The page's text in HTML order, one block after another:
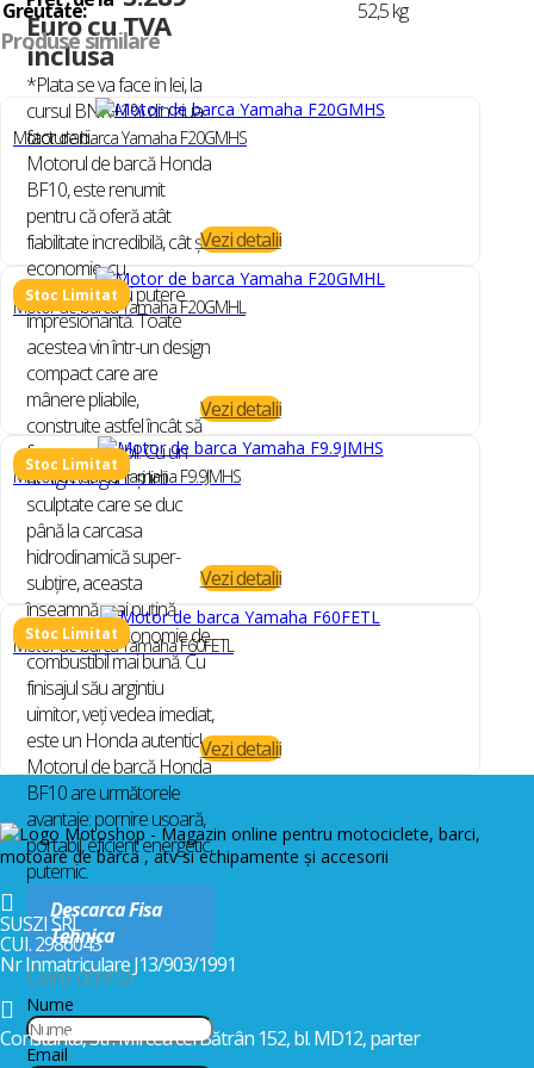
Euro cu TVA
inclusa
*Plata se va face in lei, la
cursul BNR+1% din ziua
facturarii.
Motorul de barcă Honda
BF10, este renumit
pentru că oferă atât
fiabilitate incredibilă, cât și
economie, cu
performanță și putere
impresionantă. Toate
acestea vin într-un design
compact care are
mânere pliabile,
construite astfel încât să
fie ușor portabil. Cu un
design elegant și linii
sculptate care se duc
până la carcasa
hidrodinamică super-
subțire, aceasta
înseamnă mai puțină
frânare și o economie de
combustibil mai bună. Cu
finisajul său argintiu
uimitor, veți vedea imediat,
este un Honda autentic!
Motorul de barcă Honda
BF10 are următorele
avantaje: pornire ușoară,
portabil, eficient energetic,
puternic.
Descarca Fisa
Tehnica
Cere oferta
Nume
Email
Greutate: 52,5 kg
Produse similare
Motor de barca Yamaha F20GMHS
Vezi detalii
Motor de barca Yamaha F20GMHL
Vezi detalii
Motor de barca Yamaha F9.9JMHS
Vezi detalii
Motor de barca Yamaha F60FETL
Vezi detalii

SUSZI SRL
CUI. 2986043
Nr Inmatriculare J13/903/1991

Constanta, Str. Mircea cel Bătrân 152, bl. MD12, parter